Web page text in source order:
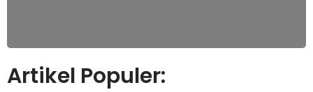
Artikel Populer: